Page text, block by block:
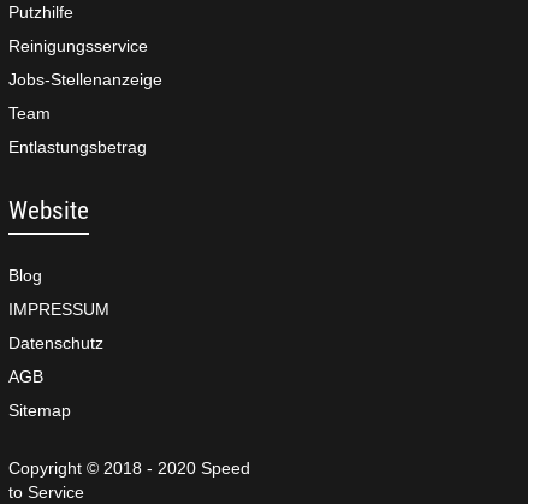
Putzhilfe
Reinigungsservice
Jobs-Stellenanzeige
Team
Entlastungsbetrag
Website
Blog
IMPRESSUM
Datenschutz
AGB
Sitemap
Copyright © 2018 - 2020 Speed
to Service